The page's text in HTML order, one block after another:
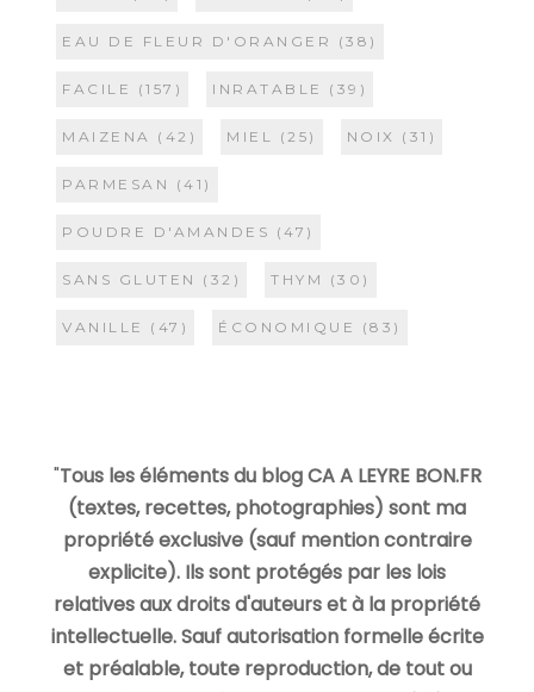
EAU DE FLEUR D'ORANGER (38)
FACILE (157) INRATABLE (39)
MAIZENA (42) MIEL (25) NOIX (31)
PARMESAN (41)
POUDRE D'AMANDES (47)
SANS GLUTEN (32) THYM (30)
VANILLE (47) ÉCONOMIQUE (83)
"Tous les éléments du blog CA A LEYRE BON.FR
(textes, recettes, photographies) sont ma
propriété exclusive (sauf mention contraire
explicite). Ils sont protégés par les lois
relatives aux droits d'auteurs et à la propriété
intellectuelle. Sauf autorisation formelle écrite
et préalable, toute reproduction, de tout ou